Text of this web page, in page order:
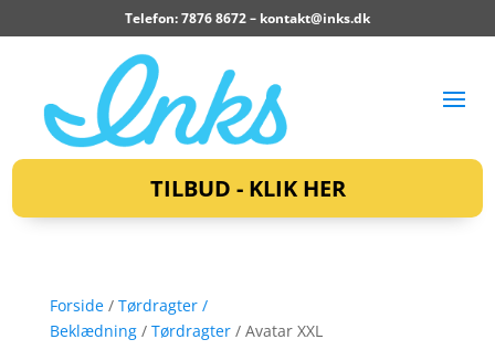
Telefon: 7876 8672 – kontakt@inks.dk
TILBUD - KLIK HER
Forside/ Tørdragter /
Beklædning/ Tørdragter/ Avatar XXL